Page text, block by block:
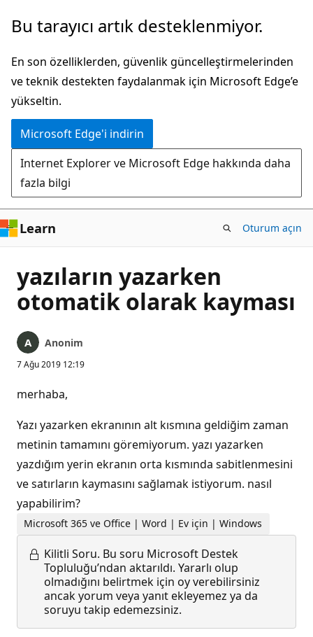
Ana
atla
Bu tarayıcı artık desteklenmiyor.
En son özelliklerden, güvenlik güncelleştirmelerinden
ve teknik destekten faydalanmak için Microsoft Edge’e
yükseltin.
Microsoft Edge'i indirin
Internet Explorer ve Microsoft Edge hakkında daha
fazla bilgi
Learn Oturum açın
yazıların yazarken
otomatik olarak kayması
Anonim
7 Ağu 2019 12:19
merhaba,
Yazı yazarken ekranının alt kısmına geldiğim zaman
metinin tamamını göremiyorum. yazı yazarken
yazdığım yerin ekranın orta kısmında sabitlenmesini
ve satırların kaymasını sağlamak istiyorum. nasıl
yapabilirim?
Microsoft 365 ve Office | Word | Ev için | Windows
Kilitli Soru. Bu soru Microsoft Destek
Topluluğu’ndan aktarıldı. Yararlı olup
olmadığını belirtmek için oy verebilirsiniz
ancak yorum veya yanıt ekleyemez ya da
soruyu takip edemezsiniz.